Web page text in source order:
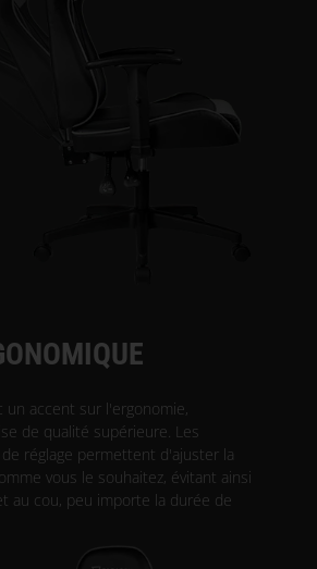
un accent sur l'ergonomie,
de qualité supérieure. Les
réglage permettent d'ajuster la
vous le souhaitez, évitant ainsi
au cou, peu importe la durée de